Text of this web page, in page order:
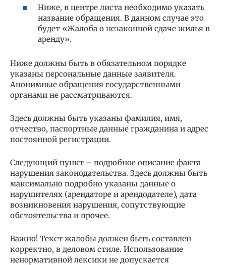
Ниже, в центре листа необходимо указать
название обращения. В данном случае это
будет «Жалоба о незаконной сдаче жилья в
аренду».
Ниже должны быть в обязательном порядке
указаны персональные данные заявителя.
Анонимные обращения государственными
органами не рассматриваются.
Здесь должны быть указаны фамилия, имя,
отчество, паспортные данные гражданина и адрес
постоянной регистрации.
Следующий пункт – подробное описание факта
нарушения законодательства. Здесь должны быть
максимально подробно указаны данные о
нарушителях (арендаторе и арендодателе), дата
возникновения нарушения, сопутствующие
обстоятельства и прочее.
Важно! Текст жалобы должен быть составлен
корректно, в деловом стиле. Использование
ненормативной лексики не допускается